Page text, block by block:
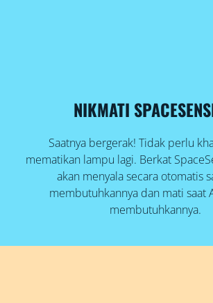
NIKMATI
Saatnya bergerak! Tidak perlu
mematikan lampu lagi. Berkat
akan menyala secara otomatis
membutuhkannya dan mati saat
membutuhkannya.